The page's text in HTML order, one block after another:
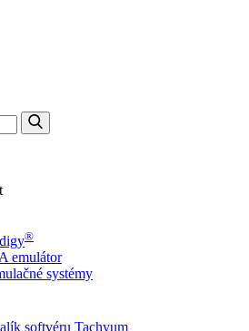
®
emulátor
systémy
softvéru Tachyum